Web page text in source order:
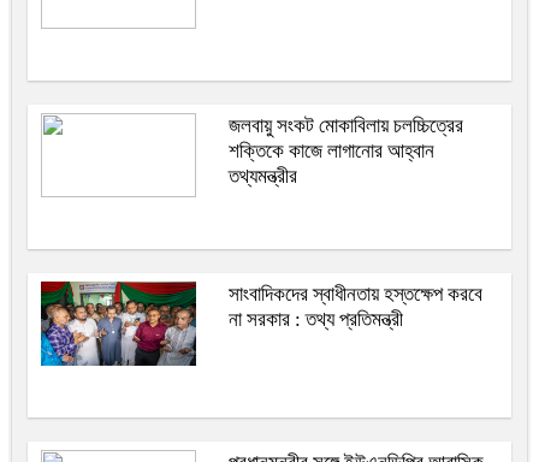
জলবায়ু সংকট মোকাবিলায় চলচ্চিত্রের
শক্তিকে কাজে লাগানোর আহ্বান
তথ্যমন্ত্রীর
সাংবাদিকদের স্বাধীনতায় হস্তক্ষেপ করবে
না সরকার : তথ্য প্রতিমন্ত্রী